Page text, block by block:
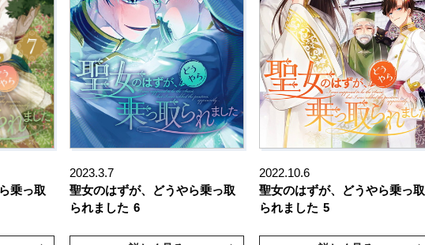
乗っ取
2023.3.7
聖女のはずが、どうやら乗っ取
られました 6
2022.10.6
聖女のはずが、どうやら乗っ取
られました 5